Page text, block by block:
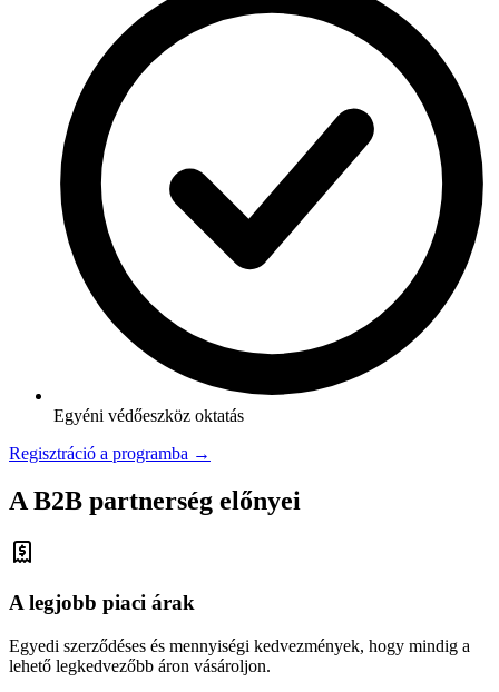
Egyéni védőeszköz oktatás
Regisztráció a programba →
A B2B partnerség előnyei
A legjobb piaci árak
Egyedi szerződéses és mennyiségi kedvezmények, hogy mindig a
lehető legkedvezőbb áron vásároljon.